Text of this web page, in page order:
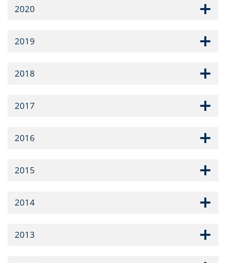
2020
2019
2018
2017
2016
2015
2014
2013